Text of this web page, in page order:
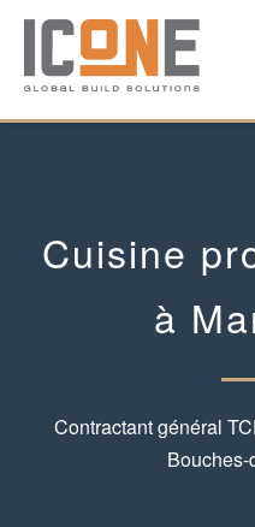
Cuisine
à
Contractant général